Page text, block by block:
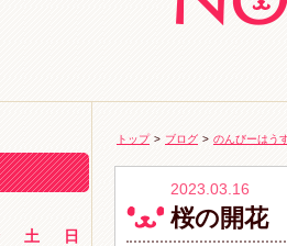
土
日
トップ > ブログ > のんびーはう
2023.03.16
桜の開花